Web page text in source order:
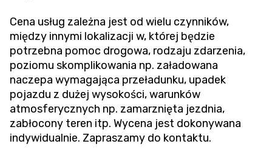
Cena usług zależna jest od wielu czynników,
między innymi lokalizacji w, której będzie
potrzebna pomoc drogowa, rodzaju zdarzenia,
poziomu skomplikowania np. załadowana
naczepa wymagająca przeładunku, upadek
pojazdu z dużej wysokości, warunków
atmosferycznych np. zamarznięta jezdnia,
zabłocony teren itp. Wycena jest dokonywana
indywidualnie. Zapraszamy do kontaktu.